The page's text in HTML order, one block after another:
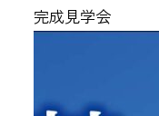
完成見学会